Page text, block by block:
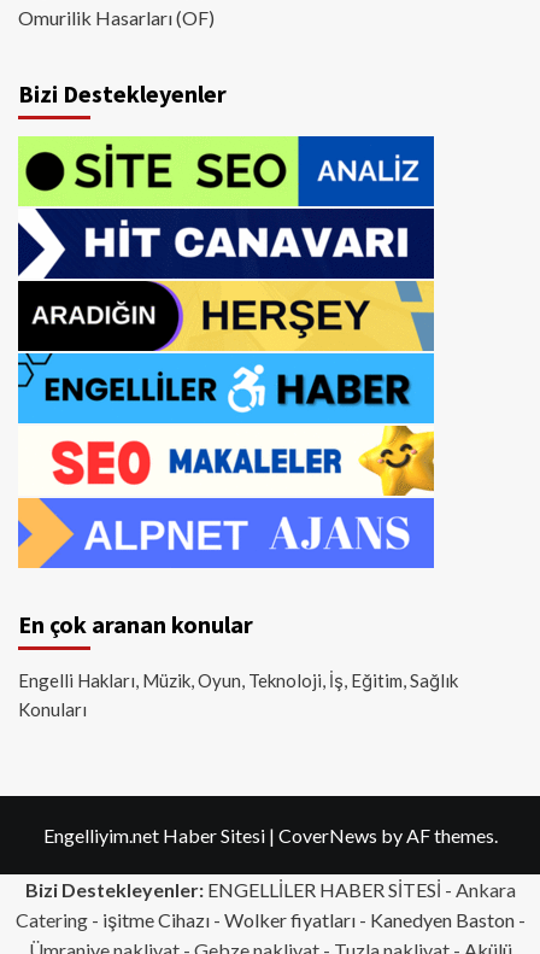
Omurilik Hasarları (OF)
Bizi Destekleyenler
En çok aranan konular
Engelli Hakları, Müzik, Oyun, Teknoloji, İş, Eğitim, Sağlık
Konuları
Engelliyim.net Haber Sitesi | CoverNews by AF themes.
Bizi Destekleyenler:ENGELLİLER HABER SİTESİ - Ankara
Catering- işitme Cihazı - Wolker fiyatları - Kanedyen Baston -